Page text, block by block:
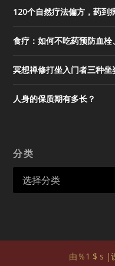
120个自然疗法偏方，药到
食疗：如何不吃药预防血栓
冥想禅修打坐入门者三种坐
人身的保质期有多长？
分类
由％1 $ s |